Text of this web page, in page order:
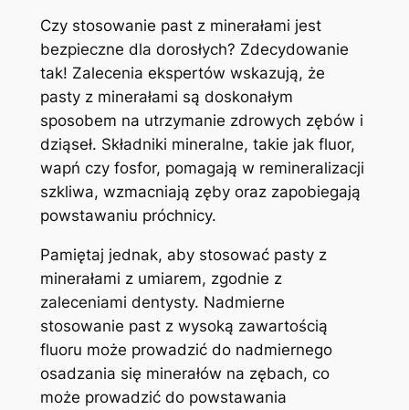
Czy⁤ stosowanie past z minerałami ‍jest‌
bezpieczne ‍dla dorosłych?‍ Zdecydowanie‌
tak! Zalecenia ekspertów wskazują, że⁤
pasty ⁤z minerałami są ⁤doskonałym
sposobem⁢ na‌ utrzymanie zdrowych ⁢zębów ⁣i
dziąseł. Składniki mineralne, takie​ jak fluor,
wapń ⁢czy‍ fosfor, ‍pomagają w remineralizacji
szkliwa, ⁤wzmacniają zęby oraz‌ zapobiegają
powstawaniu‌ próchnicy.
Pamiętaj jednak,⁤ aby⁢ stosować ​pasty z
minerałami​ z‍ umiarem, zgodnie z
zaleceniami dentysty. Nadmierne⁣
stosowanie past⁢ z wysoką ‍zawartością
fluoru może​ prowadzić⁢ do⁢ nadmiernego
osadzania ‍się minerałów na zębach, co
może prowadzić⁢ do powstawania